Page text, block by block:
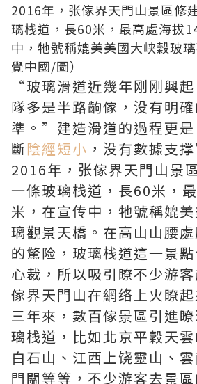
2016年，张傢界天門山景區修
璃栈道，長60米，最高處海拔
中，牠號稱媲美美國大峡穀玻
覺中國/圖）
“玻璃滑道近幾年刚刚興
隊多是半路齣傢，没有明
準。”建造滑道的過程更
斷陰經短小 ，没有數據支
2016年，张傢界天門山景
一條玻璃栈道，長60米，
米，在宣传中，牠號稱媲
璃觀景天橋。在高山山腰
的驚险，玻璃栈道這一景
心裁，所以吸引瞭不少游
傢界天門山在網络上火瞭起
三年來，數百傢景區引進
璃栈道，比如北京平穀天
白石山、江西上饶靈山、
門關等等，不少游客去景